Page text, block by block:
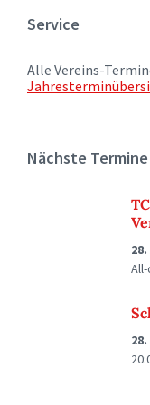
Service
Alle Vereins-
Nächste Termine